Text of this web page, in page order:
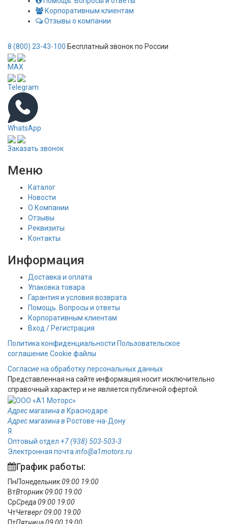
Корпоративным клиентам
Отзывы о компании
8 (800) 23-43-100 Бесплатный звонок по России
MAX
Telegram
WhatsApp
Заказать звонок
Меню
Каталог
Новости
О Компании
Отзывы
Реквизиты
Контакты
Информация
Доставка и оплата
Упаковка товара
Гарантия и условия возврата
Помощь. Вопросы и ответы
Корпоративным клиентам
Вход / Регистрация
Политика конфиденциальности Пользовательское
соглашение Cookie файлы
Согласие на обработку персональных данных
Представленная на сайте информация носит исключительно
справочный характер и не является публичной офертой.
Адрес магазина в Краснодаре
Адрес магазина в Ростове-на-Дону
Я
Оптовый отдел +7 (938) 503-503-3
Электронная почта info@a1motors.ru
График работы:
ПнПонедельник09:00 19:00
ВтВторник09:00 19:00
СрСреда09:00 19:00
ЧтЧетверг09:00 19:00
ПтПятница09:00 19:00